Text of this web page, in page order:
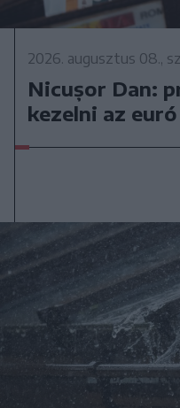
2026. augusztus 08.,
Nicușor Dan:
kezelni az